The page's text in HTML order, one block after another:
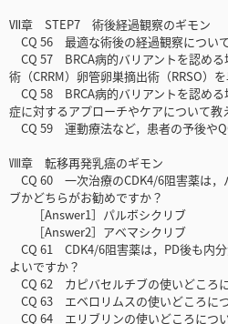
Ⅶ章 STEP7 術後経過観察のギモン
CQ 56 最適な術後の経過観察につい
CQ 57 BRCA病的バリアントを認め
術（CRRM）卵管卵巣摘出術（RRSO）
CQ 58 BRCA病的バリアントを認め
症に対するアプローチやケアについて教
CQ 59 運動療法など，患者の予後や
Ⅷ章 転移再発乳癌のギモン
CQ 60 一次治療のCDK4/6阻害薬は，
ブかどちらがお勧めですか？
［Answer1］パルボシクリブ
［Answer2］アベマシクリブ
CQ 61 CDK4/6阻害薬は，PD後も内
よいですか？
CQ 62 カピバセルチブの使いどころ
CQ 63 エベロリムスの使いどころに
CQ 64 エリブリンの使いどころにつ